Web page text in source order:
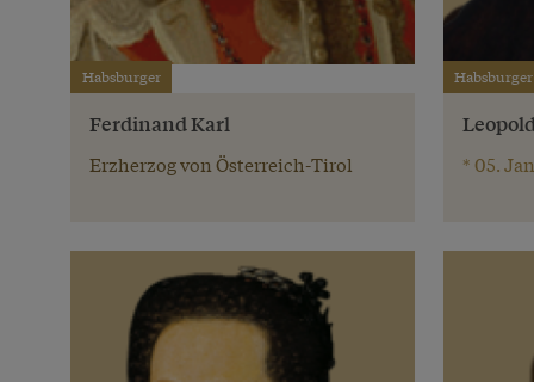
Habsburger
Ferdinand Karl
Erzherzog von Österreich-Tirol
Habsburger
* 05.